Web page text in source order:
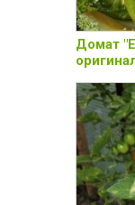
Домат